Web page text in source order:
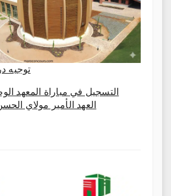
توجيه
التسجيل في مباراة المعهد
العهد الأمير مولاي الحسن 2026